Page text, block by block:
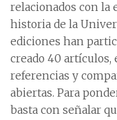
relacionados con la
historia de la
ediciones han
creado 40 artículos,
referencias y
abiertas. Para
basta con señalar